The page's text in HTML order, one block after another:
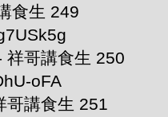
食生 249
祥哥講食生 250
oFA
哥講食生 251